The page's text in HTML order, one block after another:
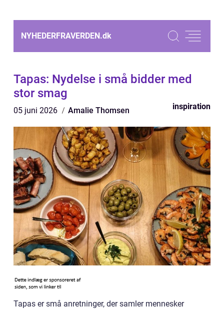
NYHEDERFRAVERDEN.dk
Tapas: Nydelse i små bidder med
stor smag
05 juni 2026 Amalie Thomsen inspiration
Tapas er små anretninger, der samler mennesker